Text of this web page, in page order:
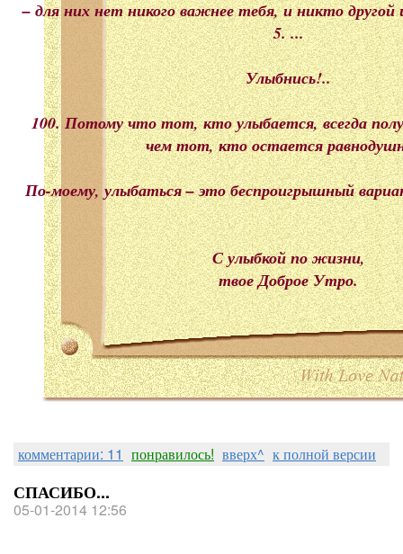
– для них нет никого важнее тебя, и никто
5. ...
Улыбнись!..
100. Потому что тот, кто улыбается, всегда
чем тот, кто остается
По-моему, улыбаться – это беспроигрышный
С улыбкой по жизни,
твое Доброе Утро.
комментарии: 11 понравилось! вверх^ к полной версии
СПАСИБО...
05-01-2014 12:56